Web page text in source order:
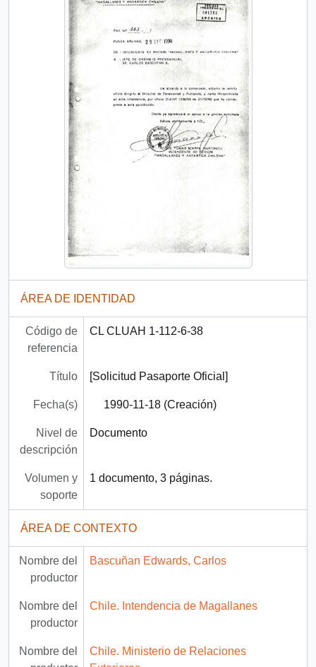
ÁREA DE IDENTIDAD
Código de
referencia
CL CLUAH 1-112-6-38
Título [Solicitud Pasaporte Oficial]
Fecha(s) 1990-11-18 (Creación)
Nivel de
descripción
Documento
Volumen y
soporte
1 documento, 3 páginas.
ÁREA DE CONTEXTO
Nombre del
productor
Bascuñan Edwards, Carlos
Nombre del
productor
Chile. Intendencia de Magallanes
Nombre del
Chile. Ministerio de Relaciones